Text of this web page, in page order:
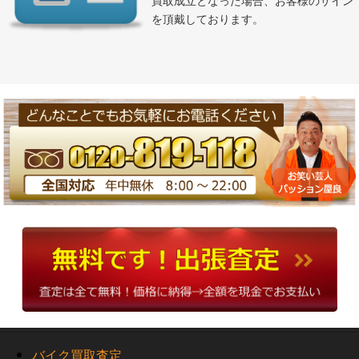
を頂戴しております。
バイク買取査定